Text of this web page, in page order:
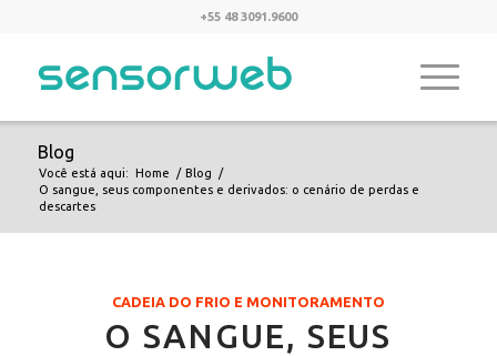
+55 48 3091.9600
Blog
Você está aqui: Home / Blog
/
O sangue, seus componentes e derivados: o cenário de perdas e
descartes
CADEIA DO FRIO E MONITORAMENTO
O SANGUE, SEUS